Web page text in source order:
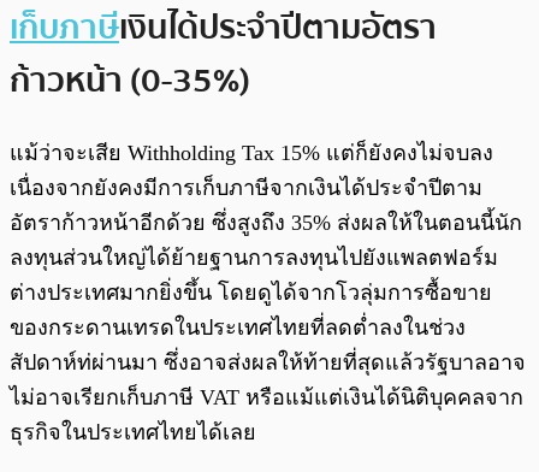
เก็บภาษีเงินได้ประจำปีตามอัตรา
ก้าวหน้า (0-35%)
แม้ว่าจะเสีย Withholding Tax 15% แต่ก็ยังคงไม่จบลง
เนื่องจากยังคงมีการเก็บภาษีจากเงินได้ประจำปีตาม
อัตราก้าวหน้าอีกด้วย ซึ่งสูงถึง 35% ส่งผลให้ในตอนนี้นัก
ลงทุนส่วนใหญ่ได้ย้ายฐานการลงทุนไปยังแพลตฟอร์ม
ต่างประเทศมากยิ่งขึ้น โดยดูได้จากโวลุ่มการซื้อขาย
ของกระดานเทรดในประเทศไทยที่ลดต่ำลงในช่วง
สัปดาห์ท่ผ่านมา ซึ่งอาจส่งผลให้ท้ายที่สุดแล้วรัฐบาลอาจ
ไม่อาจเรียกเก็บภาษี VAT หรือแม้แต่เงินได้นิติบุคคลจาก
ธุรกิจในประเทศไทยได้เลย